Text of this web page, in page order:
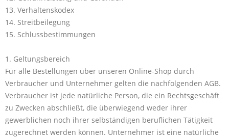
13. Verhaltenskodex
14. Streitbeilegung
15. Schlussbestimmungen
1. Geltungsbereich
Für alle Bestellungen über unseren Online-Shop durch
Verbraucher und Unternehmer gelten die nachfolgenden AGB.
Verbraucher ist jede natürliche Person, die ein Rechtsgeschäft
zu Zwecken abschließt, die überwiegend weder ihrer
gewerblichen noch ihrer selbständigen beruflichen Tätigkeit
zugerechnet werden können. Unternehmer ist eine natürliche